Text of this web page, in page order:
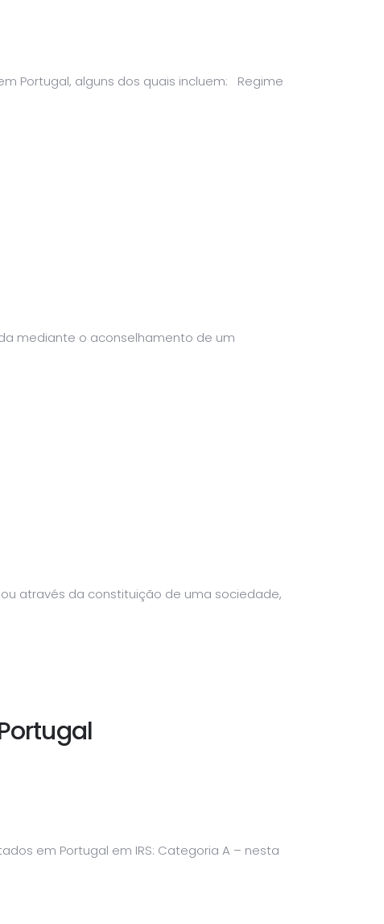
Portugal, alguns dos quais incluem: Regime
mediante o aconselhamento de um
através da constituição de uma sociedade,
em Portugal em IRS: Categoria A – nesta